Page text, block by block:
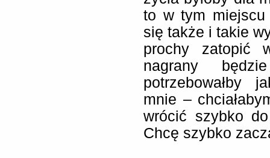
to w tym miejscu
się także i takie
prochy zatopić
nagrany
potrzebowałby
mnie –
wrócić szybko
Chcę szybko